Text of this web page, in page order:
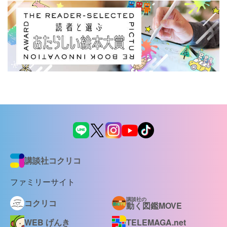
講談社コクリコ
ファミリーサイト
コクリコ
講談社の
動く図鑑MOVE
WEB げんき
TELEMAGA.net